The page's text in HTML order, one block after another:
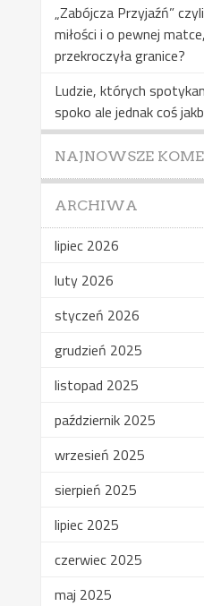
„Zabójcza Przyjaźń”
miłości i o pewnej
przekroczyła granice?
Ludzie, których
spoko ale jednak coś
NAJNOWSZE
ARCHIWA
lipiec 2026
luty 2026
styczeń 2026
grudzień 2025
listopad 2025
październik 2025
wrzesień 2025
sierpień 2025
lipiec 2025
czerwiec 2025
maj 2025